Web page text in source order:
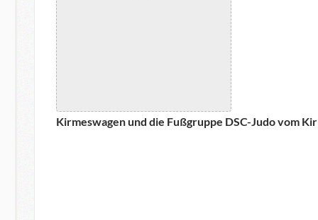
Kirmeswagen und die Fußgruppe DSC-Judo vom